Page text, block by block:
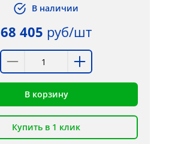
В наличии
68 405 руб/шт
В корзину
Купить в 1 клик